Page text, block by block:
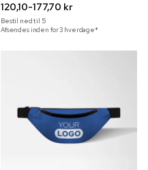
120,10-177,70 kr
Bestil ned til 5
Afsendes inden for 3 hverdage*